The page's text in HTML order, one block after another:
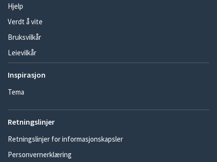
Hjelp
Verdt å vite
Bruksvilkår
Leievilkår
Inspirasjon
Tema
Retningslinjer
Retningslinjer for informasjonskapsler
Personvernerklæring